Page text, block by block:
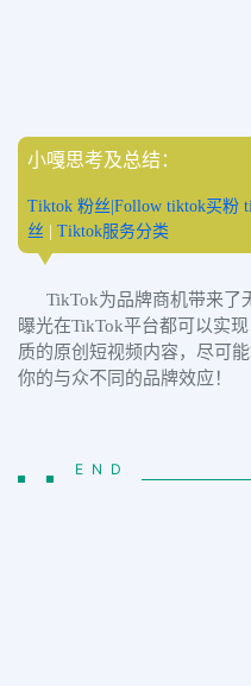
小嘎思考及总结：
Tiktok 粉丝|Follow tiktok买粉
丝
Tiktok服务分类
TikTok为品牌商机带来了
曝光在TikTok平台都可以实
质的原创短视频内容，尽可
你的与众不同的品牌效应！
END